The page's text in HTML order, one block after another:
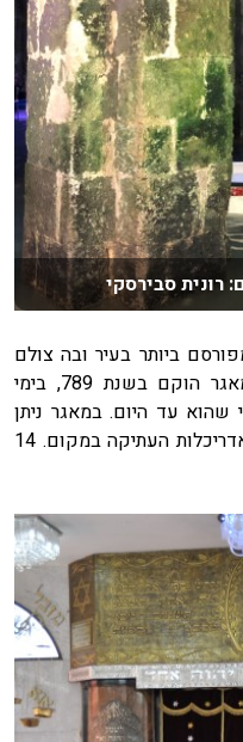
סבירסקי
ביותר בעיר ובה צולם
הסרט "חסמב"ה ונערי ההפקר". המאגר הוקם בשנת 789, בימי
עד היום. במאגר ניתן
לחתור בסירות קטנות ולהתרשם מהאדריכלות העתיקה במקום. 14